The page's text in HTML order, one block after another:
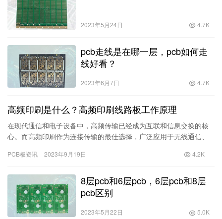
2023年5月24日 4.7K
pcb走线是在哪一层，pcb如何走
线好看？
2023年6月7日 4.7K
高频印刷是什么？高频印刷线路板工作原理
在现代通信和电子设备中，高频传输已经成为互联和信息交换的核
心。而高频印刷作为连接传输的最佳选择，广泛应用于无线通信、
刷线路…
PCB板资讯 2023年9月19日 4.2K
8层pcb和6层pcb，6层pcb和8层
pcb区别
2023年5月22日 5.0K